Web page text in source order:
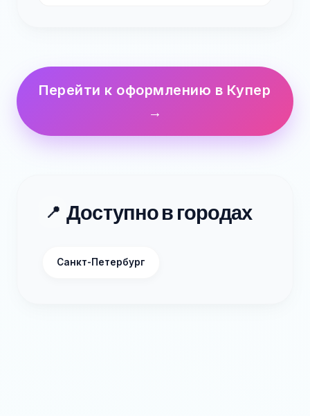
Перейти к оформлению в Купер
→
📍 Доступно в городах
Санкт-Петербург